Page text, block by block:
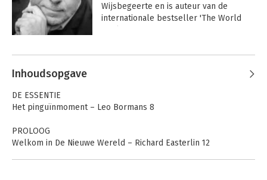
Wijsbegeerte en is auteur van de
internationale bestseller 'The World
Andere boeken door Leo Bormans
Inhoudsopgave
DE ESSENTIE
Het pinguïnmoment – Leo Bormans 8
PROLOOG
Welkom in De Nieuwe Wereld – Richard Easterlin 12